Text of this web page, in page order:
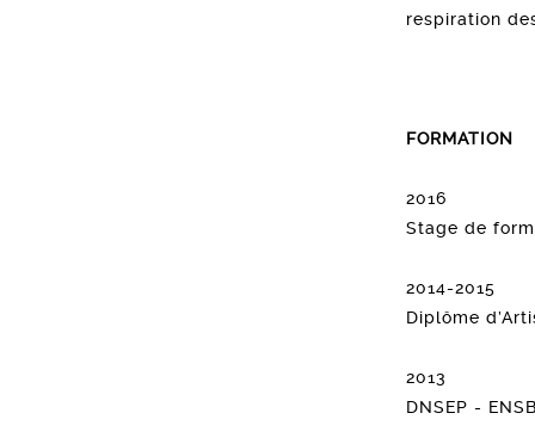
respiration
FORMATION
2016
Stage de
2014-2015
Diplôme
2013
DNSEP -